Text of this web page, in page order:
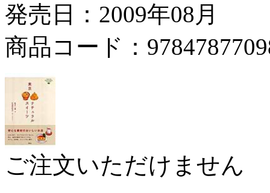
発売日：2009年08月
商品コード：
ご注文いただけません